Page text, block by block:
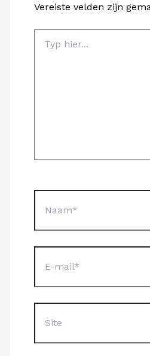
Vereiste velden zijn
hier...
mail*